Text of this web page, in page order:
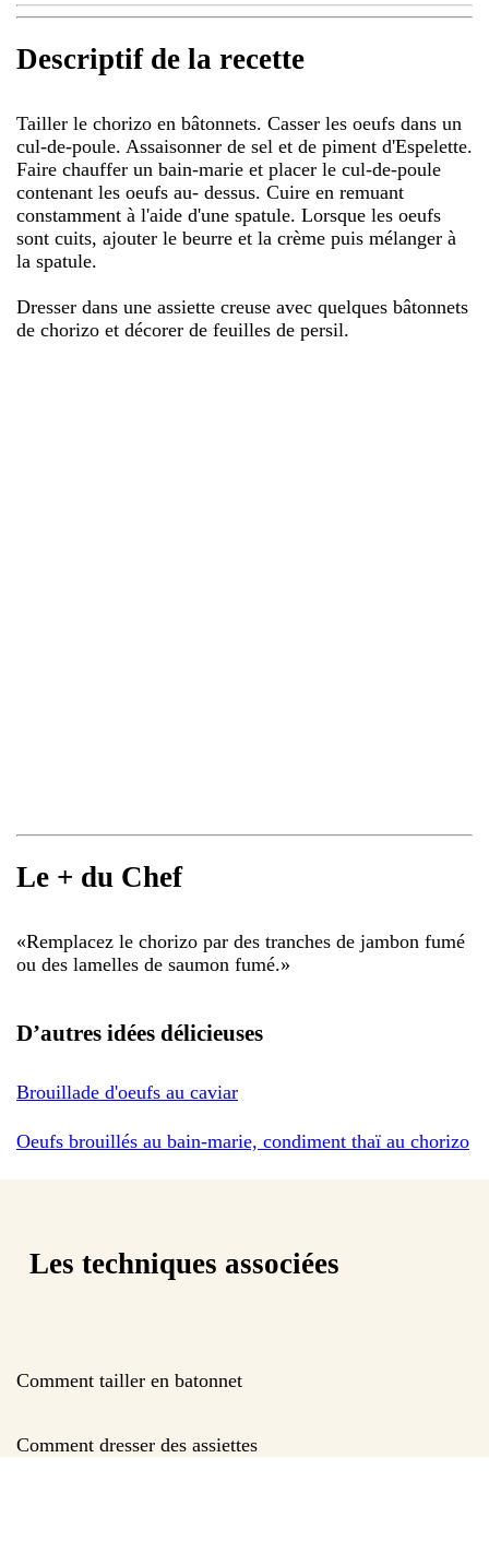
Descriptif de la recette
Tailler le chorizo en bâtonnets. Casser les oeufs dans un
cul-de-poule. Assaisonner de sel et de piment d'Espelette.
Faire chauffer un bain-marie et placer le cul-de-poule
contenant les oeufs au- dessus. Cuire en remuant
constamment à l'aide d'une spatule. Lorsque les oeufs
sont cuits, ajouter le beurre et la crème puis mélanger à
la spatule.
Dresser dans une assiette creuse avec quelques bâtonnets
de chorizo et décorer de feuilles de persil.
Le + du Chef
«Remplacez le chorizo par des tranches de jambon fumé
ou des lamelles de saumon fumé.»
D’autres idées délicieuses
Brouillade d'oeufs au caviar
Oeufs brouillés au bain-marie, condiment thaï au chorizo
Les techniques associées
Comment tailler en batonnet
Comment dresser des assiettes